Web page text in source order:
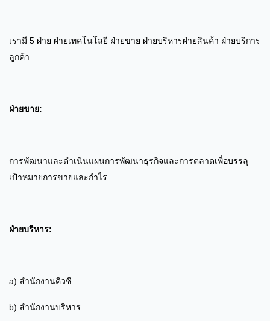
เรามี 5 ฝ่าย ฝ่ายเทคโนโลยี ฝ่ายขาย ฝ่ายบริหารฝ่ายสินค้า ฝ่ายบริการ
ลูกค้า
ฝ่ายขาย:
การพัฒนาและดําเนินแผนการพัฒนาธุรกิจและการตลาดเพื่อบรรลุ
เป้าหมายการขายและกําไร
ฝ่ายบริหาร:
a) สํานักงานคิวซี:
b) สํานักงานบริหาร